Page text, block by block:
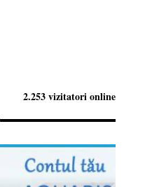
2.253 vizitatori online